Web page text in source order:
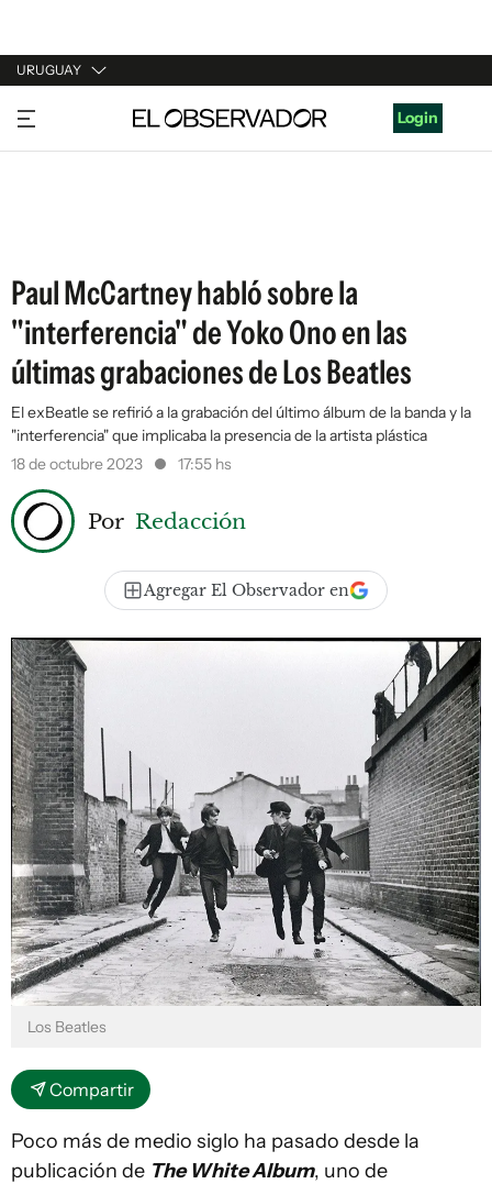
URUGUAY
URUGUAY
ARGENTINA
Login
Paul McCartney habló sobre la
"interferencia" de Yoko Ono en las
últimas grabaciones de Los Beatles
El exBeatle se refirió a la grabación del último álbum de la banda y la
"interferencia" que implicaba la presencia de la artista plástica
18 de octubre 2023
17:55 hs
Por Redacción
Agregar El Observador en
Los Beatles
Compartir
Poco más de medio siglo ha pasado desde la
publicación de The White Album, uno de